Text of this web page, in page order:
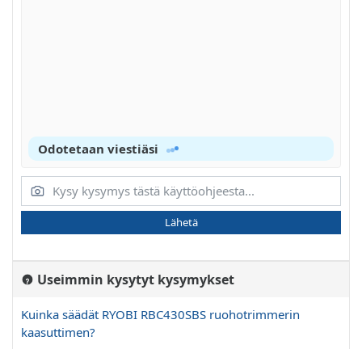
Odotetaan viestiäsi
Lähetä
Useimmin kysytyt kysymykset
Kuinka säädät RYOBI RBC430SBS ruohotrimmerin
kaasuttimen?